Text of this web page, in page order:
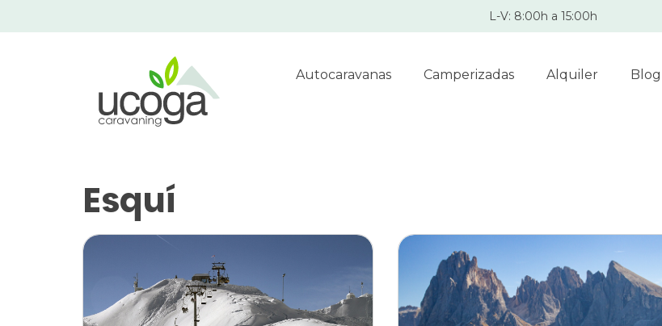
L-V: 8:00h a 15:00h
Autocaravanas Camperizadas Alquiler Blog
Esquí